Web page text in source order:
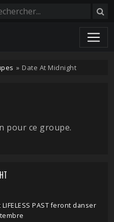
» Date At Midnight
pour ce groupe.
LIFELESS PAST feront danser